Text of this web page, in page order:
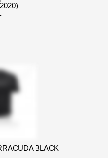
BLACK